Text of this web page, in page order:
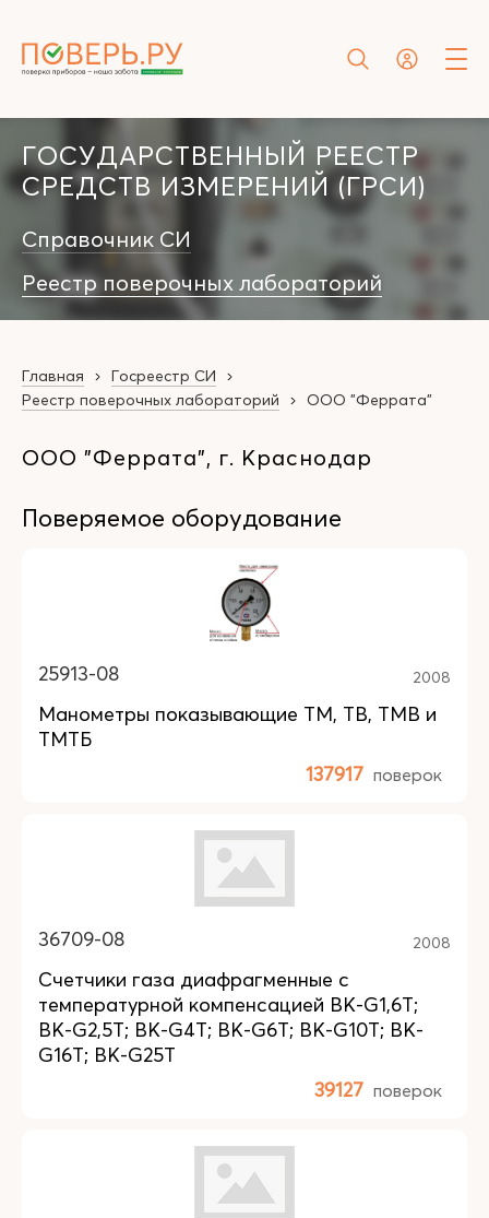
ГОСУДАРСТВЕННЫЙ РЕЕСТР
СРЕДСТВ ИЗМЕРЕНИЙ (ГРСИ)
Справочник СИ
Реестр поверочных лабораторий
Главная
Госреестр СИ
Реестр поверочных лабораторий
ООО "Феррата"
ООО "Феррата", г. Краснодар
Поверяемое оборудование
25913-08 2008
Манометры показывающие ТМ, ТВ, ТМВ и
ТМТБ
137917 поверок
36709-08 2008
Счетчики газа диафрагменные с
температурной компенсацией BK-G1,6T;
BK-G2,5T; BK-G4T; BK-G6T; BK-G10T; BK-
G16T; BK-G25T
39127 поверок